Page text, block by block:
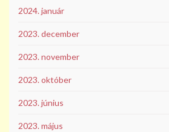
2024. január
2023. december
2023. november
2023. október
2023. június
2023. május